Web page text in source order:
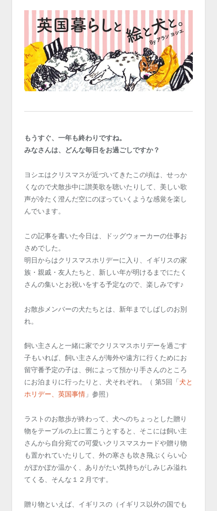
もうすぐ、一年も終わりですね。
みなさんは、どんな毎日をお過ごしですか？
ヨシエはクリスマスが近づいてきたこの頃は、せっか
くなので犬散歩中に讃美歌を聴いたりして、美しい歌
声が冷たく澄んだ空にのぼっていくような感覚を楽し
んでいます。
この記事を書いた今日は、ドッグウォーカーの仕事お
さめでした。
明日からはクリスマスホリデーに入り、イギリスの家
族・親戚・友人たちと、新しい年が明けるまでにたく
さんの集いとお祝いをする予定なので、楽しみです♪
お散歩メンバーの犬たちとは、新年までしばしのお別
れ。
飼い主さんと一緒に家でクリスマスホリデーを過ごす
子もいれば、飼い主さんが海外や遠方に行くためにお
留守番予定の子は、例によって預かり手さんのところ
にお泊まりに行ったりと、犬それぞれ。（ 第5回「犬と
ホリデー、英国事情 」参照）
ラストのお散歩が終わって、犬へのちょっとした贈り
物をテーブルの上に置こうとすると、そこには飼い主
さんから自分宛ての可愛いクリスマスカードや贈り物
も置かれていたりして、外の寒さも吹き飛ぶくらい心
がぽかぽか温かく、ありがたい気持ちがしみじみ溢れ
てくる、そんな１２月です。
贈り物といえば、イギリスの（イギリス以外の国でも